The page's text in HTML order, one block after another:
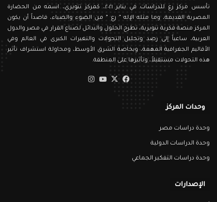
تأسس مركز رع للدراسات في يناير ٢٠٢١، كمركز تنويري، اسمه من الحضارة
المصرية القديمة، وما مثله الإله ” رع ” من الضوء والضياء، قاصداً أن يكون
المركز منصة فكرية تنويرية، تطرح الحلول والبدائل لصناع القرار في مصر والدول
العربية، ساعياً إلى رصد وتحليل التحولات والتغيرات الكبرى في العالم وفي
الأقاليم الجغرافية المهمة، وبخاصة الشرق الأوسط، ومحاولة استشراف تأثير
هذه التحولات مستقبلاً، وتأثيرها على المنطقة.
فيسبوك
‫X
‫YouTube
وحدات المركز
وحدة دراسات مصر
وحدة الدراسات الدولية
وحدة دراسات التفكير الجماعي
الإصدارات